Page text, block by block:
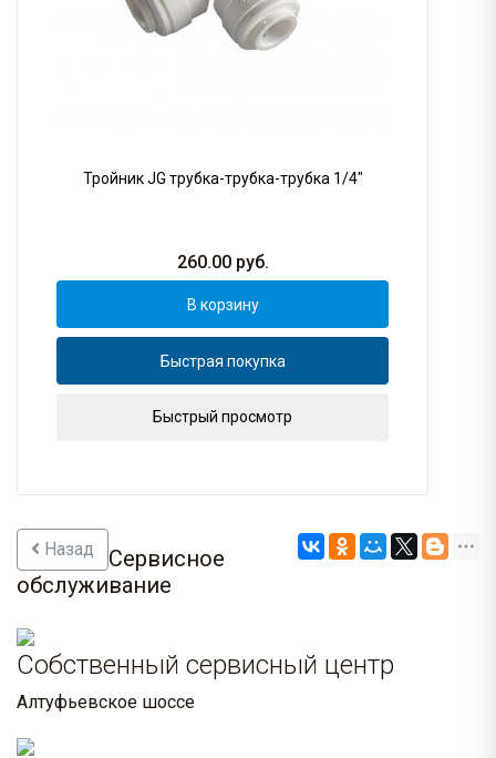
Тройник JG трубка-трубка-трубка 1/4"
260.00руб.
В корзину
Быстрая покупка
Быстрый просмотр
Назад
Сервисное
обслуживание
Собственный сервисный центр
Алтуфьевское шоссе